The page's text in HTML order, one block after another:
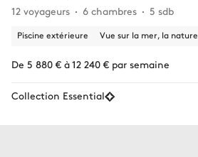
12 voyageurs
6 chambres 5 sdb
Piscine extérieure Vue sur la mer, la nature
De 5 880 € à 12 240 € par semaine
Collection Essential